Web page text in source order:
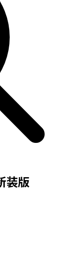
装版